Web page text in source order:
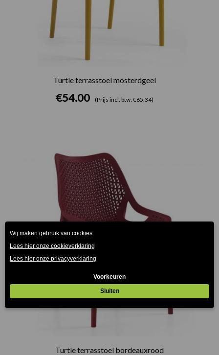
Turtle terrasstoel mosterdgeel
€54.00 (Prijs incl. btw: €65,34)
Turtle terrasstoel bordeauxrood